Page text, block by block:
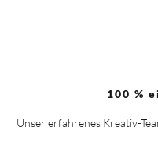
100 %
Unser erfahrenes Kreativ-